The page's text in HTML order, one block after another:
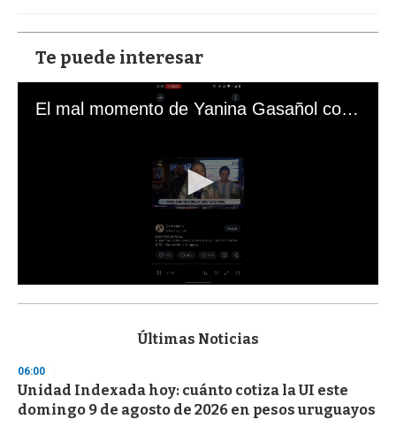
Te puede interesar
El mal momento de Yanina Gasañol con un hincha argentino en "Subrayado"
s
d
s
o
f
Últimas Noticias
06:00
Unidad Indexada hoy: cuánto cotiza la UI este
domingo 9 de agosto de 2026 en pesos uruguayos